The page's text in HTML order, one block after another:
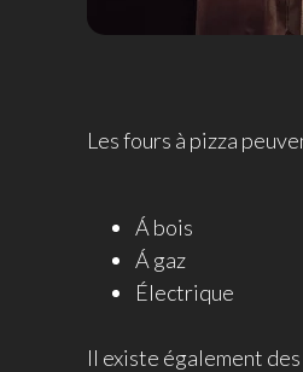
Les fours à pizza
Á bois
Á gaz
Électrique
Il existe également